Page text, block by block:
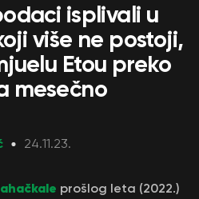
isplivali u
više ne postoji,
Etou preko
mesečno
24.11.23.
prošlog leta (2022.)